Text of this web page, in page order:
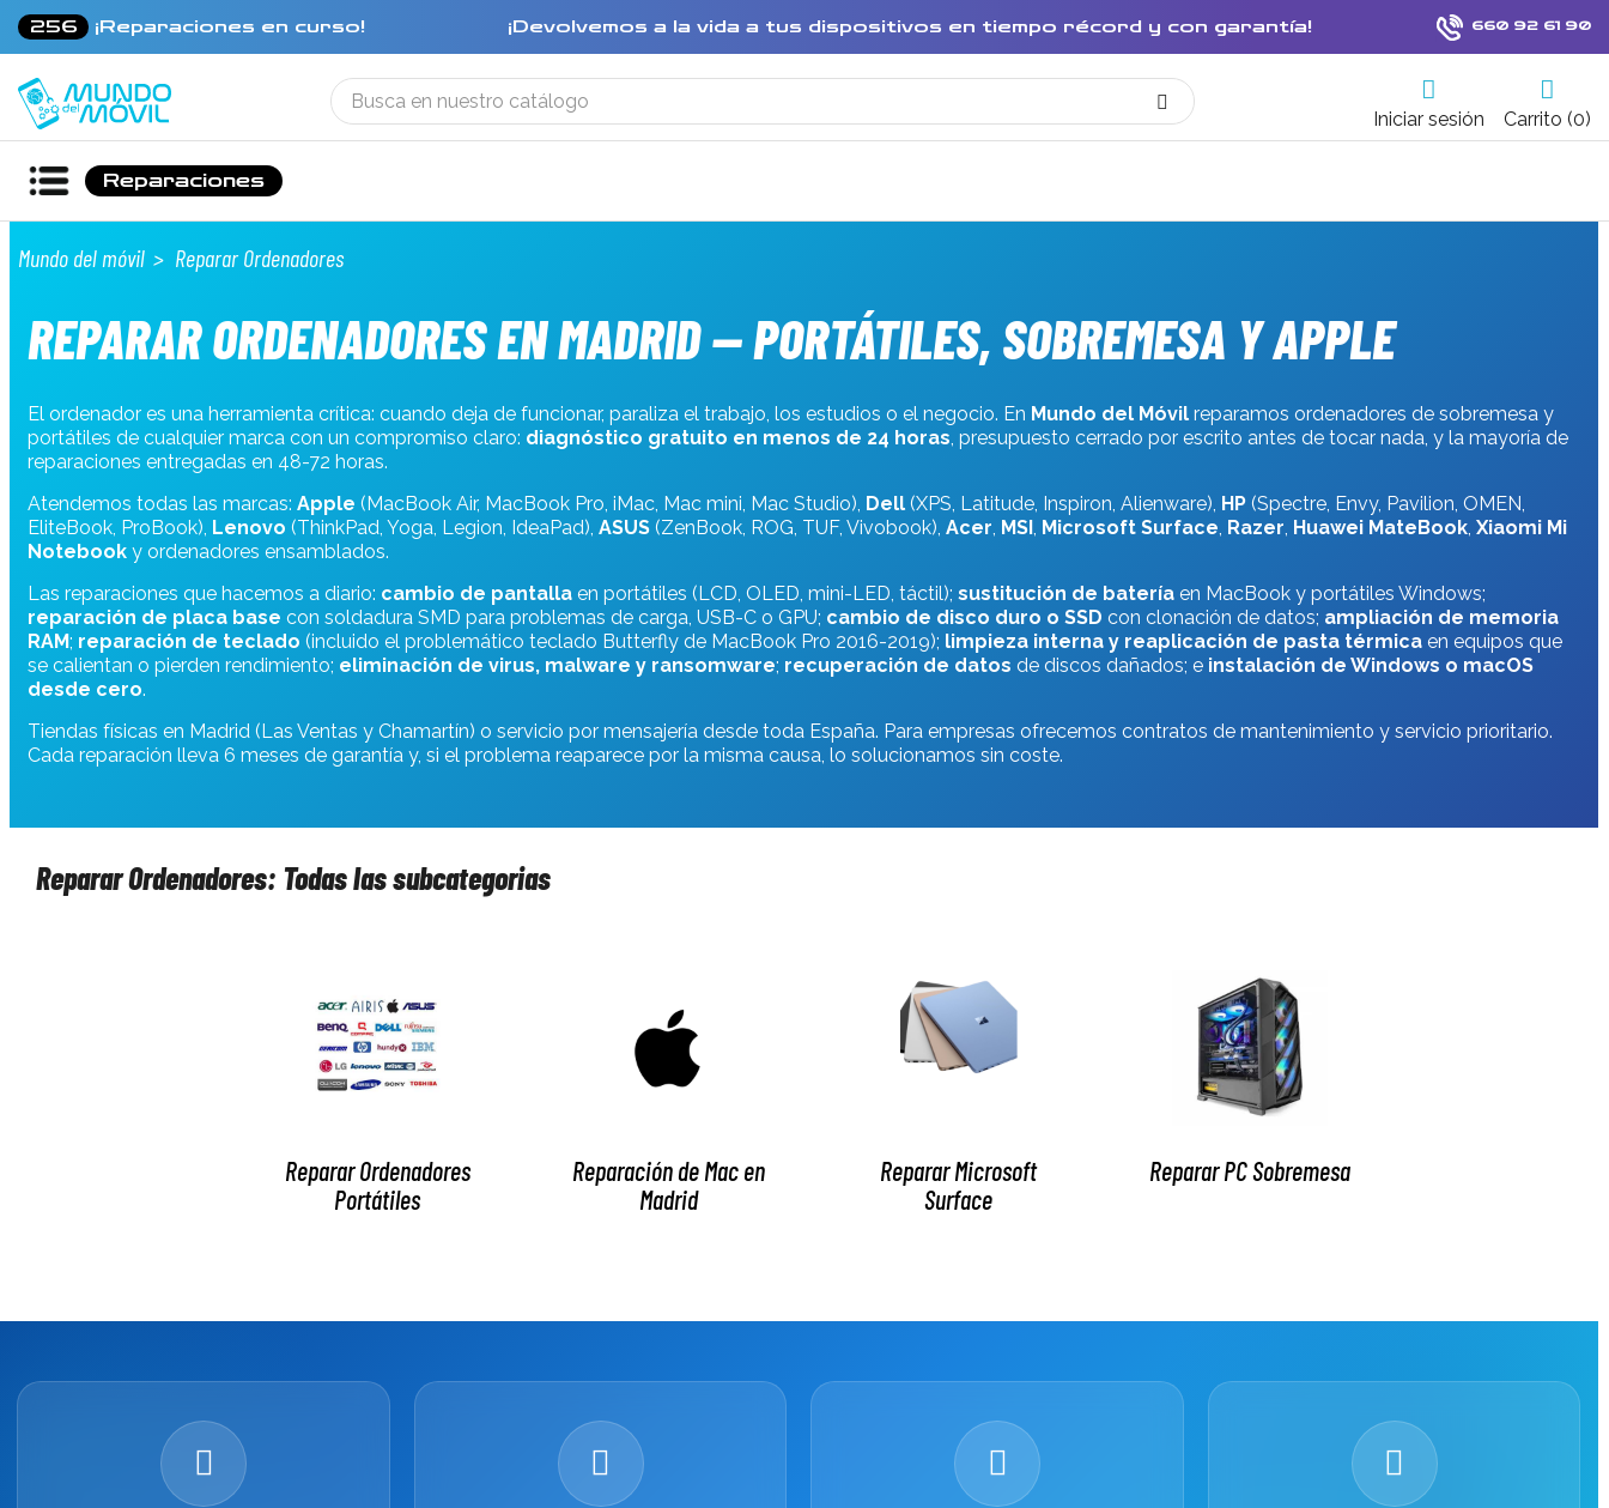
256 ¡Reparaciones en curso! ¡Devolvemos a la vida a tus dispositivos en tiempo récord y con garantía! 660 92 61 90
Iniciar sesión Carrito (0)
Reparaciones
Mundo del móvil Reparar Ordenadores
REPARAR ORDENADORES EN MADRID — PORTÁTILES, SOBREMESA Y APPLE
El ordenador es una herramienta crítica: cuando deja de funcionar, paraliza el trabajo, los estudios o el negocio. En Mundo del Móvilreparamos ordenadores de sobremesa y
portátiles de cualquier marca con un compromiso claro: diagnóstico gratuito en menos de 24 horas, presupuesto cerrado por escrito antes de tocar nada, y la mayoría de
reparaciones entregadas en 48-72 horas.
Atendemos todas las marcas: Apple (MacBook Air, MacBook Pro, iMac, Mac mini, Mac Studio), Dell(XPS, Latitude, Inspiron, Alienware), HP(Spectre, Envy, Pavilion, OMEN,
EliteBook, ProBook), Lenovo (ThinkPad, Yoga, Legion, IdeaPad), ASUS(ZenBook, ROG, TUF, Vivobook), Acer, MSI, Microsoft Surface, Razer, Huawei MateBook, Xiaomi Mi
Notebooky ordenadores ensamblados.
Las reparaciones que hacemos a diario: cambio de pantallaen portátiles (LCD, OLED, mini-LED, táctil); sustitución de bateríaen MacBook y portátiles Windows;
reparación de placa base con soldadura SMD para problemas de carga, USB-C o GPU; cambio de disco duro o SSD con clonación de datos; ampliación de memoria
RAM; reparación de teclado (incluido el problemático teclado Butterfly de MacBook Pro 2016-2019); limpieza interna y reaplicación de pasta térmicaen equipos que
se calientan o pierden rendimiento; eliminación de virus, malware y ransomware; recuperación de datos de discos dañados; e instalación de Windows o macOS
desde cero.
Tiendas físicas en Madrid (Las Ventas y Chamartín) o servicio por mensajería desde toda España. Para empresas ofrecemos contratos de mantenimiento y servicio prioritario.
Cada reparación lleva 6 meses de garantía y, si el problema reaparece por la misma causa, lo solucionamos sin coste.
Reparar Ordenadores: Todas las subcategorias
Reparar Ordenadores
Portátiles
Reparación de Mac en
Madrid
Reparar Microsoft
Surface
Reparar PC Sobremesa